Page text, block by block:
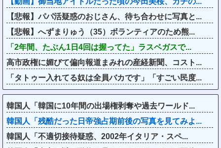
【悲報】パパ活疑惑のおじさん、待ち合わせに写真と...
【悲報】へずまりゅう（35）ボランティアのため熊...
「2年間、たぶん1日4回は握ってた」ラスベガスで...
高市政権に媚びて偏向報道まみれの産経新聞、コスト...
「タトゥー入れてる奴は全員バカです」「すごい民度...
韓国人「韓国に10年間の出場権剥奪や過去ワールド...
韓国人「残酷だった日帝強占期前後の写真を見てみよ...
韓国人「不適切接待疑惑、2002年イタリア・スペ...